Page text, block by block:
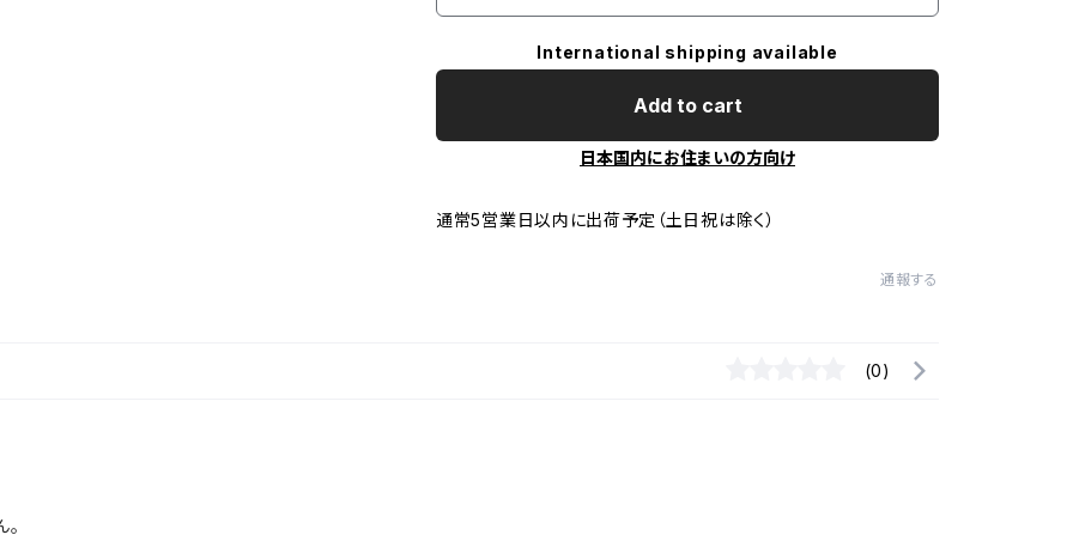
International shipping available
Add to cart
日本国内にお住まいの方向け
通常5営業日以内に出荷予定（土日祝は除く）
通報する
(0)